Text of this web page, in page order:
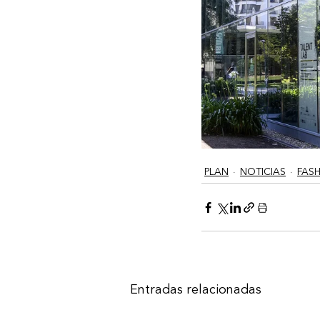
PLAN NOTICIAS
Entradas relacionadas